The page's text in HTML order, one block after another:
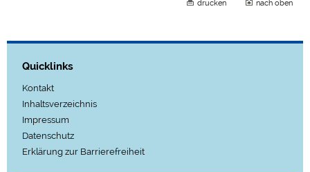
drucken nach oben
Quicklinks
Kontakt
Inhaltsverzeichnis
Impressum
Datenschutz
Erklärung zur Barrierefreiheit